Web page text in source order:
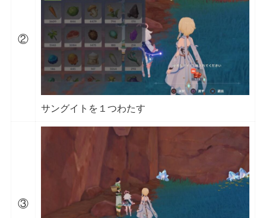
②
サングイトを１つわたす
③